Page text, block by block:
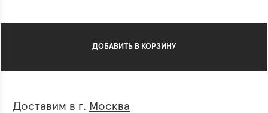
ДОБАВИТЬ В КОРЗИНУ
Доставим в г. Москва